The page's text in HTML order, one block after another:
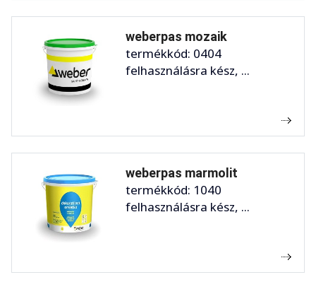
weberpas mozaik
termékkód: 0404
felhasználásra kész, ...
weberpas marmolit
termékkód: 1040
felhasználásra kész, ...